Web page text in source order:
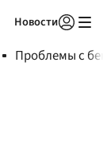
Новости
Проблемы с